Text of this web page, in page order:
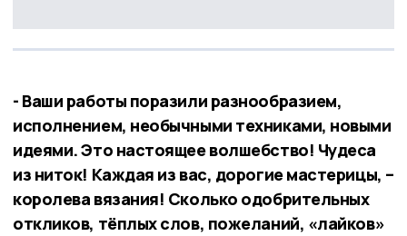
- Ваши работы поразили разнообразием,
исполнением, необычными техниками, новыми
идеями. Это настоящее волшебство! Чудеса
из ниток! Каждая из вас, дорогие мастерицы, –
королева вязания! Сколько одобрительных
откликов, тёплых слов, пожеланий, «лайков»